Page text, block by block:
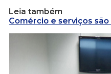
Leia também
Comércio e serviços